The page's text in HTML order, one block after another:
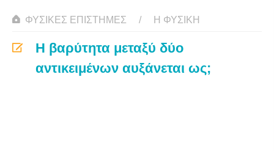
ΦΥΣΙΚΈΣ ΕΠΙΣΤΉΜΕΣ Η ΦΥΣΙΚΗ
Η βαρύτητα μεταξύ δύο
αντικειμένων αυξάνεται ως;